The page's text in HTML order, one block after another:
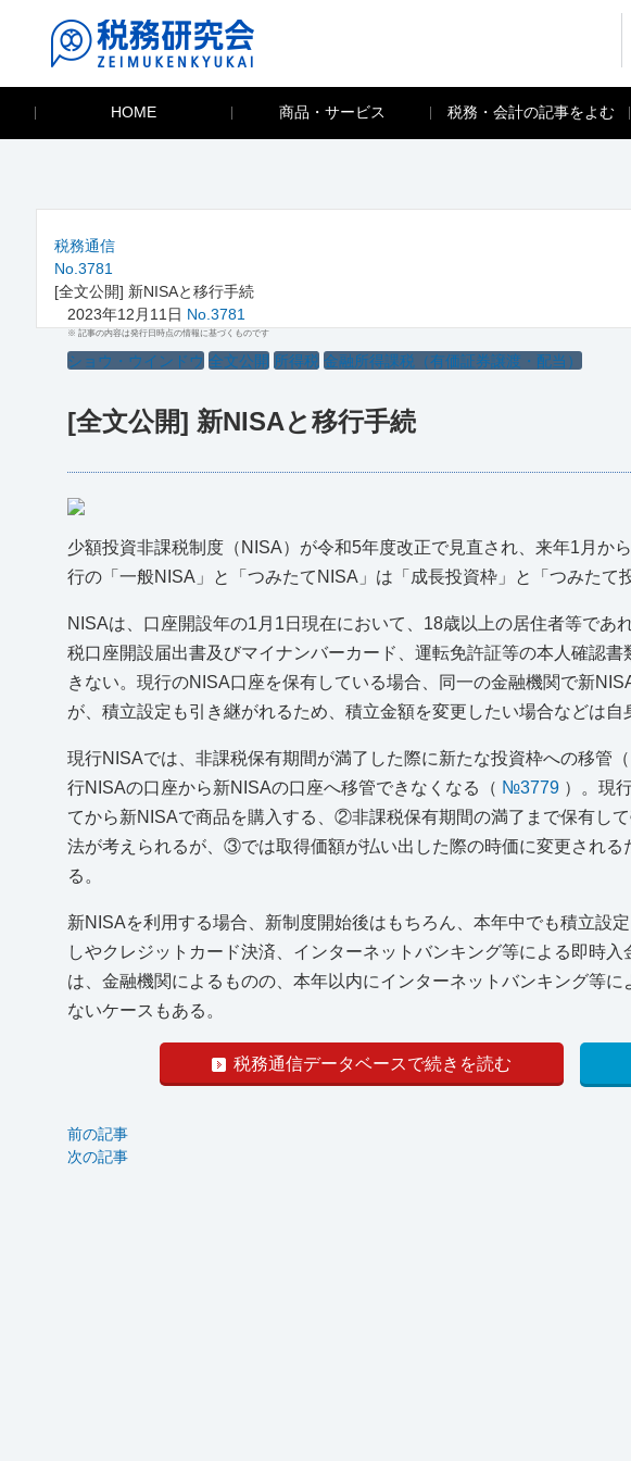
HOME 商品・サービス 税務・会計の記事をよむ
税務通信
No.3781
[全文公開] 新NISAと移行手続
2023年12月11日 No.3781
※ 記事の内容は発行日時点の情報に基づくものです
ショウ・ウインドウ 全文公開 所得税 金融所得課税（有価証券譲渡・配当）
[全文公開] 新NISAと移行手続
少額投資非課税制度（NISA）が令和5年度改正で見直され、来年1月か
行の「一般NISA」と「つみたてNISA」は「成長投資枠」と「つみたて
NISAは、口座開設年の1月1日現在において、18歳以上の居住者等であ
税口座開設届出書及びマイナンバーカード、運転免許証等の本人確認
きない。現行のNISA口座を保有している場合、同一の金融機関で新
が、積立設定も引き継がれるため、積立金額を変更したい場合などは自
現行NISAでは、非課税保有期間が満了した際に新たな投資枠への移管
行NISAの口座から新NISAの口座へ移管できなくなる（ №3779 ）。現
てから新NISAで商品を購入する、②非課税保有期間の満了まで保有し
法が考えられるが、③では取得価額が払い出した際の時価に変更され
る。
新NISAを利用する場合、新制度開始後はもちろん、本年中でも積立設
しやクレジットカード決済、インターネットバンキング等による即時
は、金融機関によるものの、本年以内にインターネットバンキング等
ないケースもある。
税務通信データベースで続きを読む
前の記事
次の記事